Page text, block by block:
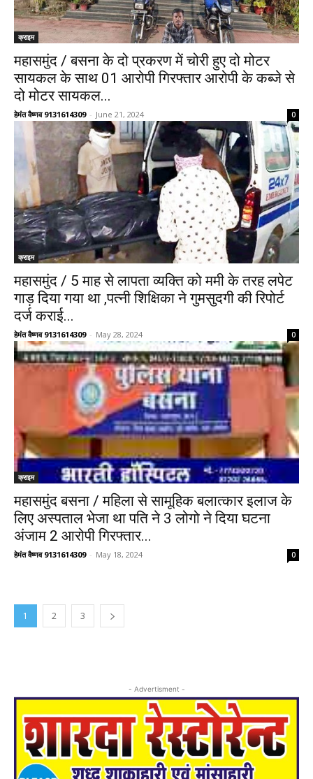
क्राइम
महासमुंद / बसना के दो प्रकरण में चोरी हुए दो मोटर
सायकल के साथ 01 आरोपी गिरफ्तार आरोपी के कब्जे से
दो मोटर सायकल...
हेमंत वैष्णव 9131614309 - June 21, 2024 0
क्राइम
महासमुंद / 5 माह से लापता व्यक्ति को ममी के तरह लपेट
गाड़ दिया गया था ,पत्नी शिक्षिका ने गुमसुदगी की रिपोर्ट
दर्ज कराई...
हेमंत वैष्णव 9131614309 - May 28, 2024 0
क्राइम
महासमुंद बसना / महिला से सामूहिक बलात्कार इलाज के
लिए अस्पताल भेजा था पति ने 3 लोगो ने दिया घटना
अंजाम 2 आरोपी गिरफ्तार...
हेमंत वैष्णव 9131614309 - May 18, 2024 0
1 2 3
- Advertisment -